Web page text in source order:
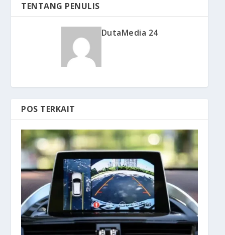
TENTANG PENULIS
DutaMedia 24
POS TERKAIT